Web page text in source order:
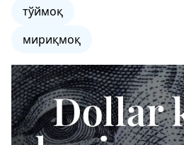
тўймоқ
мириқмоқ